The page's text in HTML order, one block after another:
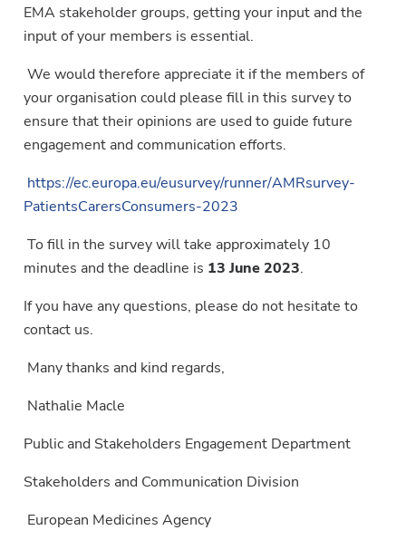
EMA stakeholder groups, getting your input and the
input of your members is essential.
We would therefore appreciate it if the members of
your organisation could please fill in this survey to
ensure that their opinions are used to guide future
engagement and communication efforts.
https://ec.europa.eu/eusurvey/runner/AMRsurvey-
PatientsCarersConsumers-2023
To fill in the survey will take approximately 10
minutes and the deadline is 13 June 2023.
If you have any questions, please do not hesitate to
contact us.
Many thanks and kind regards,
Nathalie Macle
Public and Stakeholders Engagement Department
Stakeholders and Communication Division
European Medicines Agency